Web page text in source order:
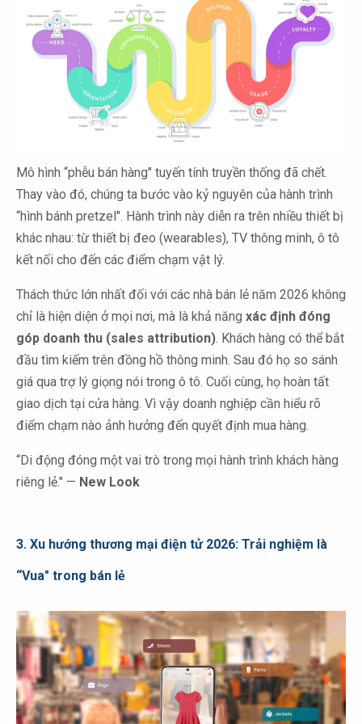
Mô hình “phễu bán hàng" tuyến tính truyền thống đã chết.
Thay vào đó, chúng ta bước vào kỷ nguyên của hành trình
“hình bánh pretzel". Hành trình này diễn ra trên nhiều thiết bị
khác nhau: từ thiết bị đeo (wearables), TV thông minh, ô tô
kết nối cho đến các điểm chạm vật lý.
Thách thức lớn nhất đối với các nhà bán lẻ năm 2026 không
chỉ là hiện diện ở mọi nơi, mà là khả năng xác định đóng
góp doanh thu (sales attribution). Khách hàng có thể bắt
đầu tìm kiếm trên đồng hồ thông minh. Sau đó họ so sánh
giá qua trợ lý giọng nói trong ô tô. Cuối cùng, họ hoàn tất
giao dịch tại cửa hàng. Vì vậy doanh nghiệp cần hiểu rõ
điểm chạm nào ảnh hưởng đến quyết định mua hàng.
“Di động đóng một vai trò trong mọi hành trình khách hàng
riêng lẻ." — New Look
3. Xu hướng thương mại điện tử 2026: Trải nghiệm là
“Vua" trong bán lẻ